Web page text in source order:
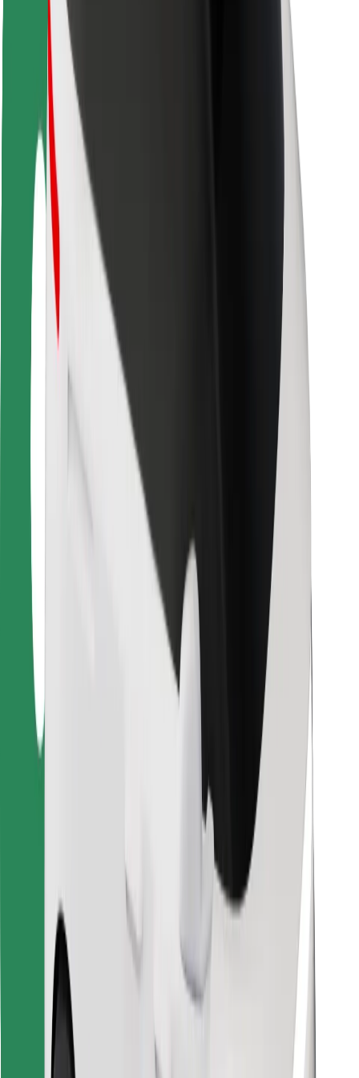
Vairuotojų saugumas
Paspirtukų saugumas
Saugumo laboratorija
Miestai
Vietovės
Sprendimai miestams
Oro uostai
„Bolt“ įkrovimo stotelės
Pagalba
Keleiviams
Vairuotojams
Kurjeriams
„Bolt Food“
Automobilių nuomos įmonių savininkams
Restoranams
„Bolt for Business“
Paslaugų teikėjai
Automobilis atvyks per kelias minutes!
Atsisiųsti programėlę „Bolt“
Atsisiųsti programėlę „Bolt Food“